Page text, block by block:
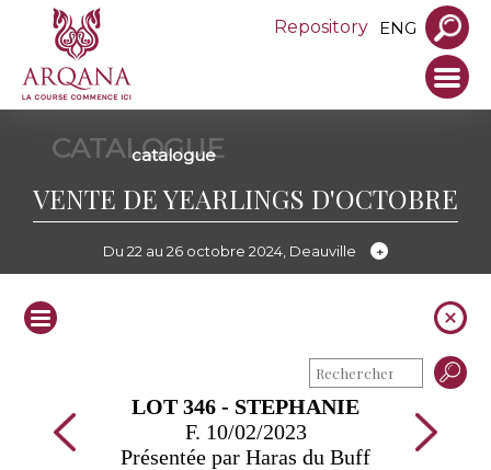
Repository ENG
CATALOGUE
catalogue
VENTE DE YEARLINGS D'OCTOBRE
Du 22 au 26 octobre 2024, Deauville
LOT 346 - STEPHANIE
F. 10/02/2023
Présentée par Haras du Buff